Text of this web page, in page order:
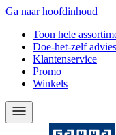
Ga naar hoofdinhoud
Toon hele
Doe-het-zelf advies
Klantenservice
Promo
Winkels